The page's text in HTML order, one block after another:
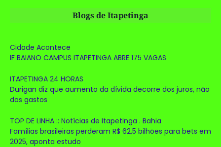
Blogs de Itapetinga
Cidade Acontece
IF BAIANO CAMPUS ITAPETINGA ABRE 175 VAGAS
ITAPETINGA 24 HORAS
Durigan diz que aumento da dívida decorre dos juros, não
dos gastos
TOP DE LINHA :: Notícias de Itapetinga . Bahia
Famílias brasileiras perderam R$ 62,5 bilhões para bets em
2025, aponta estudo